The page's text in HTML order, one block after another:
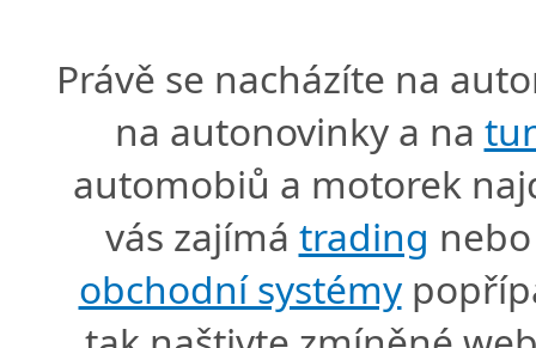
Právě se nacházíte na
na autonovinky a na
automobiů a motorek
vás zajímá trading
obchodní systémy